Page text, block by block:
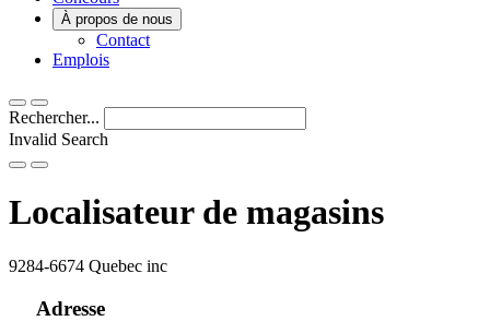
À propos de nous
Contact
Emplois
Rechercher...
Invalid Search
Submit
Localisateur de magasins
9284-6674 Quebec inc
Adresse